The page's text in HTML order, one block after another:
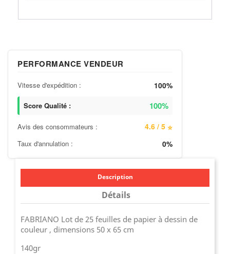
PERFORMANCE VENDEUR
Vitesse d'expédition : 100%
Score Qualité : 100%
Avis des consommateurs : 4.6 / 5 ⭐
Taux d'annulation : 0%
Description
Détails
FABRIANO Lot de 25 feuilles de papier à dessin de
couleur , dimensions 50 x 65 cm
140gr